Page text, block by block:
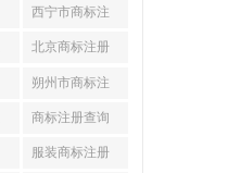
册
西宁市商标注
册
北京商标注册
公司(工商变
朔州市商标注
册
商标注册查询
服装商标注册